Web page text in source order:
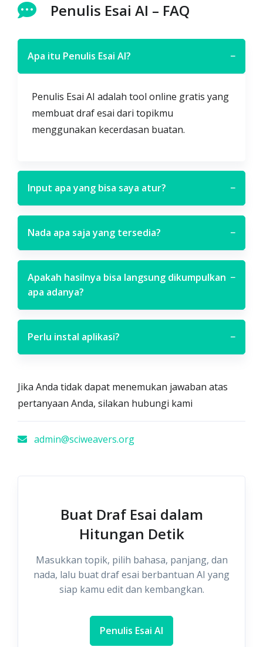
Penulis Esai AI – FAQ
Apa itu Penulis Esai AI? −
Penulis Esai AI adalah tool online gratis yang
membuat draf esai dari topikmu
menggunakan kecerdasan buatan.
Input apa yang bisa saya atur? −
Nada apa saja yang tersedia? −
Apakah hasilnya bisa langsung dikumpulkan
apa adanya?
−
Perlu instal aplikasi? −
Jika Anda tidak dapat menemukan jawaban atas
pertanyaan Anda, silakan hubungi kami
admin@sciweavers.org
Buat Draf Esai dalam
Hitungan Detik
Masukkan topik, pilih bahasa, panjang, dan
nada, lalu buat draf esai berbantuan AI yang
siap kamu edit dan kembangkan.
Penulis Esai AI